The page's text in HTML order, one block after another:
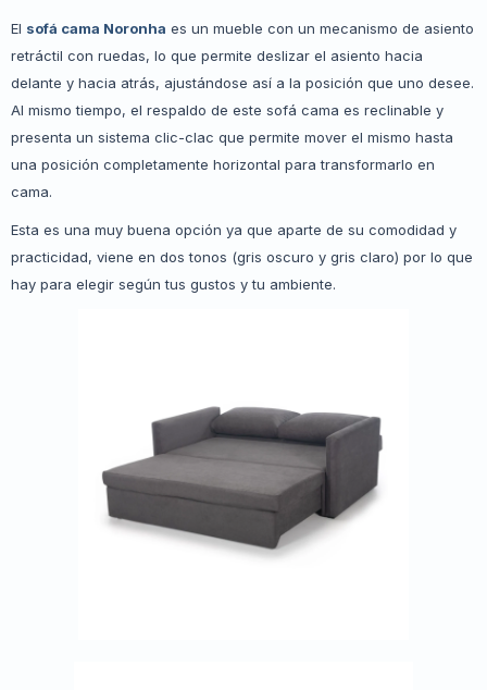
El sofá cama Noronha es un mueble con un mecanismo de asiento
retráctil con ruedas, lo que permite deslizar el asiento hacia
delante y hacia atrás, ajustándose así a la posición que uno desee.
Al mismo tiempo, el respaldo de este sofá cama es reclinable y
presenta un sistema clic-clac que permite mover el mismo hasta
una posición completamente horizontal para transformarlo en
cama.
Esta es una muy buena opción ya que aparte de su comodidad y
practicidad, viene en dos tonos (gris oscuro y gris claro) por lo que
hay para elegir según tus gustos y tu ambiente.